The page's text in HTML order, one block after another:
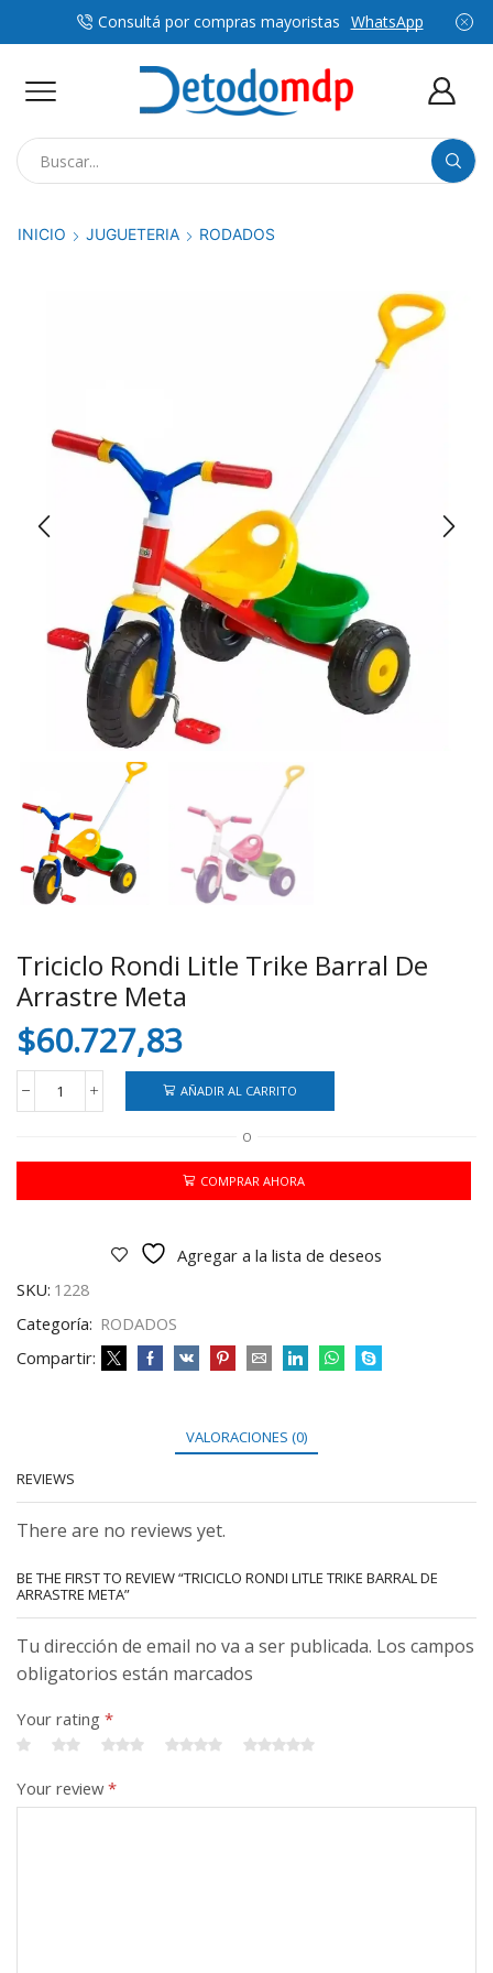
Consultá por compras mayoristas WhatsApp
INICIO JUGUETERIA RODADOS
Triciclo Rondi Litle Trike Barral De
Arrastre Meta
$60.727,83
Triciclo
Rondi
Trike
De
cantidad
AÑADIR AL CARRITO
O
COMPRAR AHORA
Agregar a la lista de deseos
SKU: 1228
Categoría: RODADOS
Compartir:
VALORACIONES (0)
REVIEWS
There are no reviews yet.
BE THE FIRST TO REVIEW “TRICICLO RONDI LITLE TRIKE BARRAL DE
ARRASTRE META”
Tu dirección de email no va a ser publicada. Los campos
obligatorios están marcados
Your rating *
Your review*